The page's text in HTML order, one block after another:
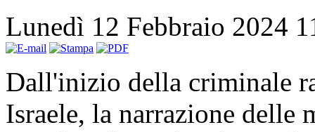
Lunedì 12 Febbraio 2024
Dall'inizio della criminale
Israele, la narrazione delle